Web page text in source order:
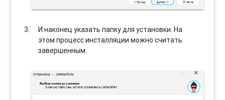
И наконец указать папку для установки. На
этом процесс инсталляции можно считать
завершенным.